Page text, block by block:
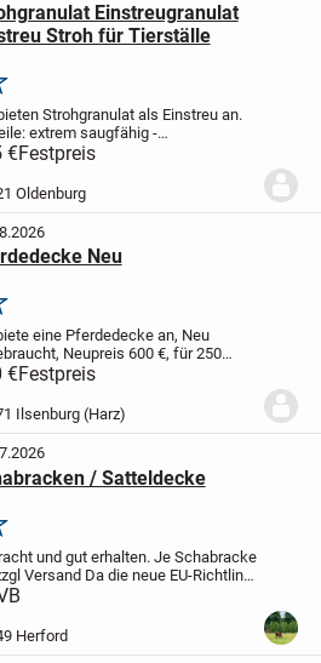
Einstreugranulat
Stroh für Tierställe
Strohgranulat als Einstreu an.
extrem saugfähig -
- das
ist höher als
Einstreu - hohe
daher kostengünstig -
€Festpreis
Oldenburg
Neu
eine Pferdedecke an, Neu
Neupreis 600 €, für 250
möglich, + Porto
€Festpreis
Ilsenburg (Harz)
/ Satteldecke
und gut erhalten. Je Schabracke
Versand Da die neue EU-Richtlinie
Jahr Gewährleistung auch für
es nicht ausschließt...
Herford